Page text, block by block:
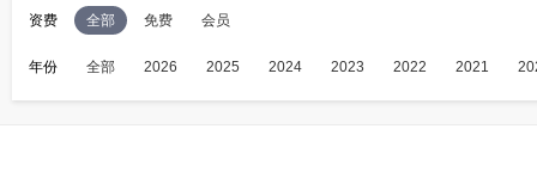
资费 全部 免费 会员
年份 全部 2026 2025 2024 2023 2022 2021